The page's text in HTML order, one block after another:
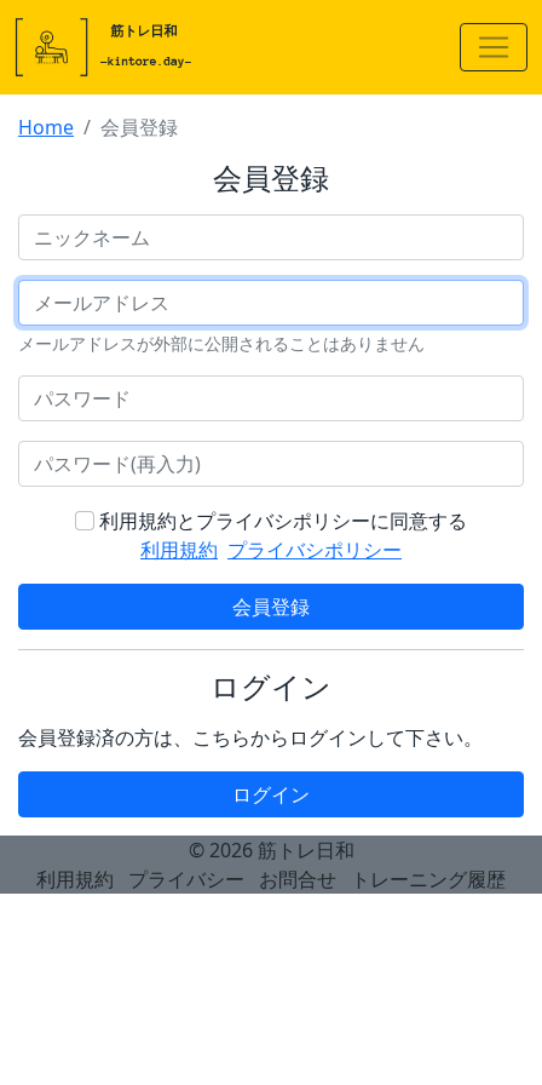
Home 会員登録
会員登録
メールアドレスが外部に公開されることはありません
利用規約とプライバシポリシーに同意する
利用規約 プライバシポリシー
会員登録
ログイン
会員登録済の方は、こちらからログインして下さい。
ログイン
© 2026 筋トレ日和
利用規約
プライバシー お問合せ トレーニング履歴